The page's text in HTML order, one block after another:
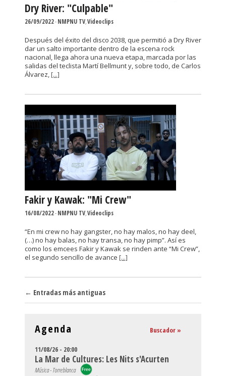
Dry River: "Culpable"
26/09/2022-NMPNU TV,Videoclips
Después del éxito del disco 2038, que permitió a Dry River
dar un salto importante dentro de la escena rock
nacional, llega ahora una nueva etapa, marcada por las
salidas del teclista Martí Bellmunt y, sobre todo, de Carlos
Álvarez,[...]
Fakir y Kawak: "Mi Crew"
16/08/2022-NMPNU TV,Videoclips
“En mi crew no hay gangster, no hay malos, no hay deel,
(…) no hay balas, no hay transa, no hay pimp”. Así es
como los emcees Fakir y Kawak se rinden ante “Mi Crew”,
el segundo sencillo de avance [...]
Navegador de artículos
← Entradas más antiguas
Agenda Buscador »
11/08/26 - 20:00
La Mar de Cultures: Les Nits s'Acurten
Música - Torreblanca